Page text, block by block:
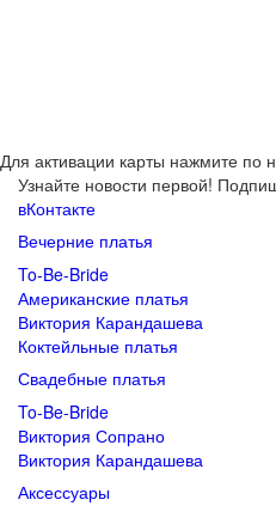
Для активации карты нажмите по
Узнайте новости первой!
вКонтакте
Вечерние платья
To-Be-Bride
Американские платья
Виктория Карандашева
Коктейльные платья
Свадебные платья
To-Be-Bride
Виктория Сопрано
Виктория Карандашева
Аксессуары